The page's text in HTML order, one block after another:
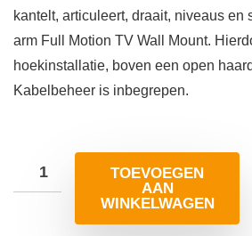
kantelt, articuleert, draait, niveaus en
arm Full Motion TV Wall Mount.
hoekinstallatie, boven een open
Kabelbeheer is inbegrepen.
TOEVOEGEN
AAN
WINKELWAGEN